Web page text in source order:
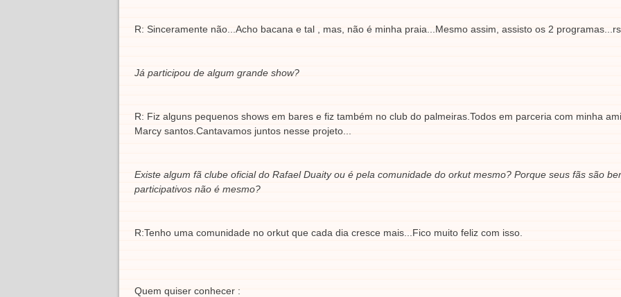
R: Sinceramente não...Acho bacana e tal , mas, não é minha praia...Mesmo assim, assisto os 2 programas...rs
Já participou de algum grande show?
R: Fiz alguns pequenos shows em bares e fiz também no club do palmeiras.Todos em parceria com minha
Marcy santos.Cantavamos juntos nesse projeto...
Existe algum fã clube oficial do Rafael Duaity ou é pela comunidade do orkut mesmo? Porque seus fãs são
participativos não é mesmo?
R:Tenho uma comunidade no orkut que cada dia cresce mais...Fico muito feliz com isso.
Quem quiser conhecer :